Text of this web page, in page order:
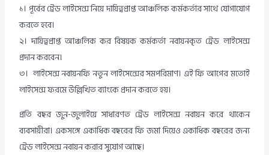
১। পূর্বের ট্রেড লাইসেন্স নিয়ে দায়িত্বপ্রাপ্ত আঞ্চলিক কর্মকর্তার সাথে যোগাযোগ
করতে হবে।
২। দায়িত্বপ্রাপ্ত আঞ্চলিক কর বিষয়ক কর্মকর্তা নবায়নকৃত ট্রেড লাইসেন্স
প্রদান করবেন।
৩। লাইসেন্স নবায়নফি নতুন লাইসেন্সের সমপরিমাণ। এই ফি আগের মতোই
লাইসেন্স ফরমে উল্লিখিত ব্যাংকে প্রদান করতে হয়।
প্রতি বছর জুন-জুলাইয়ে সাধারণত ট্রেড লাইসেন্স নবায়ন করে থাকেন
ব্যবসায়ীরা। একসঙ্গে একাধিক বছরের ফি জমা দিয়েও একাধিক বছরের জন্য
ট্রেড লাইসেন্স নবায়ন করার সুযোগ আছে।